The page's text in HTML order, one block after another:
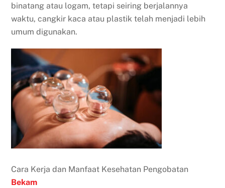
binatang atau logam, tetapi seiring berjalannya
waktu, cangkir kaca atau plastik telah menjadi lebih
umum digunakan.
Cara Kerja dan Manfaat Kesehatan Pengobatan
Bekam